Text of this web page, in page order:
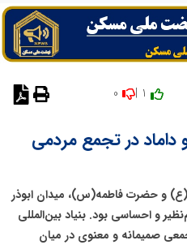
۶ عروس و داماد در تجمع مردمی
و حضرت فاطمه(س)، میدان ابوذر
و احساسی بود. بنیاد بین‌المللی
صمیمانه و معنوی در میان